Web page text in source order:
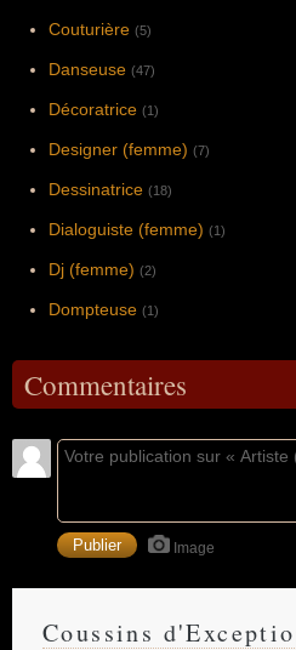
Couturière (5)
Danseuse (47)
Décoratrice (1)
Designer (femme) (7)
Dessinatrice (18)
Dialoguiste (femme) (1)
Dj (femme) (2)
Dompteuse (1)
Commentaires
Image
Coussins